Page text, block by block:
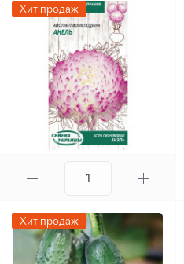
Хит продаж
Хит продаж